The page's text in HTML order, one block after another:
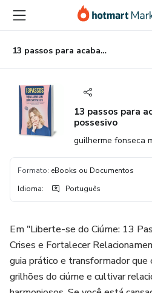
para
conteúdo
principal
para
pagamento
para
rodapé
13 passos para acabar com o ciúme possesivo
13 passos para
possesivo
guilherme fonseca
Formato: eBooks ou Documentos
Idioma: Português
Em "Liberte-se do Ciúme: 13
Crises e Fortalecer
guia prático e transformador que
grilhões do ciúme e cultivar